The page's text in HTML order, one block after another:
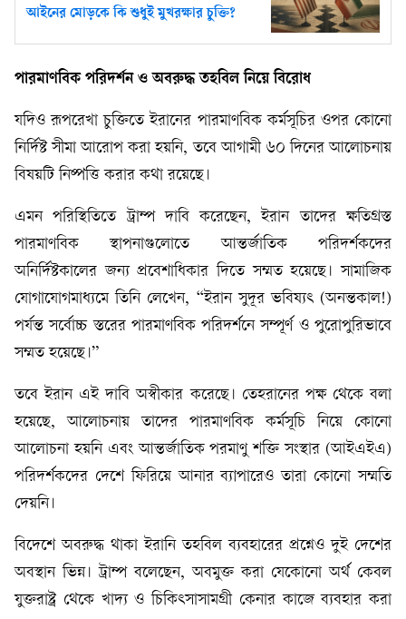
আইনের মোড়কে কি শুধুই মুখরক্ষার চুক্তি?
পারমাণবিক পরিদর্শন ও অবরুদ্ধ তহবিল নিয়ে বিরোধ
যদিও রূপরেখা চুক্তিতে ইরানের পারমাণবিক কর্মসূচির ওপর কোনো
নির্দিষ্ট সীমা আরোপ করা হয়নি, তবে আগামী ৬০ দিনের আলোচনায়
বিষয়টি নিষ্পত্তি করার কথা রয়েছে।
এমন পরিস্থিতিতে ট্রাম্প দাবি করেছেন, ইরান তাদের ক্ষতিগ্রস্ত
পারমাণবিক স্থাপনাগুলোতে আন্তর্জাতিক পরিদর্শকদের
অনির্দিষ্টকালের জন্য প্রবেশাধিকার দিতে সম্মত হয়েছে। সামাজিক
যোগাযোগমাধ্যমে তিনি লেখেন, “ইরান সুদূর ভবিষ্যৎ (অনন্তকাল!)
পর্যন্ত সর্বোচ্চ স্তরের পারমাণবিক পরিদর্শনে সম্পূর্ণ ও পুরোপুরিভাবে
সম্মত হয়েছে।”
তবে ইরান এই দাবি অস্বীকার করেছে। তেহরানের পক্ষ থেকে বলা
হয়েছে, আলোচনায় তাদের পারমাণবিক কর্মসূচি নিয়ে কোনো
আলোচনা হয়নি এবং আন্তর্জাতিক পরমাণু শক্তি সংস্থার (আইএইএ)
পরিদর্শকদের দেশে ফিরিয়ে আনার ব্যাপারেও তারা কোনো সম্মতি
দেয়নি।
বিদেশে অবরুদ্ধ থাকা ইরানি তহবিল ব্যবহারের প্রশ্নেও দুই দেশের
অবস্থান ভিন্ন। ট্রাম্প বলেছেন, অবমুক্ত করা যেকোনো অর্থ কেবল
যুক্তরাষ্ট্র থেকে খাদ্য ও চিকিৎসাসামগ্রী কেনার কাজে ব্যবহার করা